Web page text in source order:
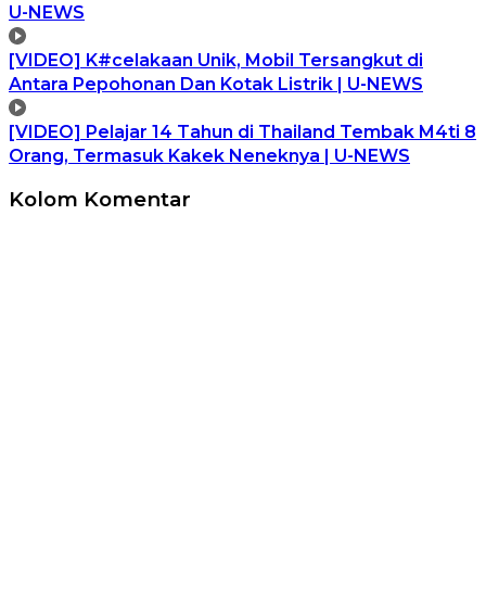
U-NEWS
[VIDEO] K#celakaan Unik, Mobil Tersangkut di
Antara Pepohonan Dan Kotak Listrik | U-NEWS
[VIDEO] Pelajar 14 Tahun di Thailand Tembak M4ti 8
Orang, Termasuk Kakek Neneknya | U-NEWS
Kolom Komentar